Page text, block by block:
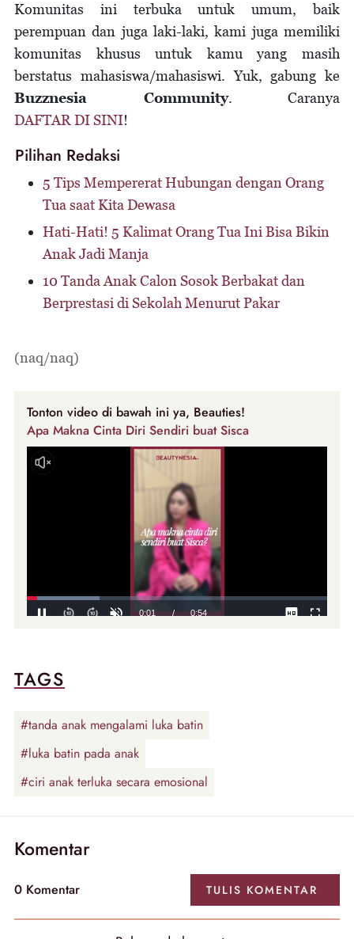
Komunitas ini terbuka untuk umum, baik
perempuan dan juga laki-laki, kami juga memiliki
komunitas khusus untuk kamu yang masih
berstatus mahasiswa/mahasiswi. Yuk, gabung ke
Buzznesia Community. Caranya
DAFTAR DI SINI!
Pilihan Redaksi
5 Tips Mempererat Hubungan dengan Orang
Tua saat Kita Dewasa
Hati-Hati! 5 Kalimat Orang Tua Ini Bisa Bikin
Anak Jadi Manja
10 Tanda Anak Calon Sosok Berbakat dan
Berprestasi di Sekolah Menurut Pakar
(naq/naq)
Tonton video di bawah ini ya, Beauties!
Apa Makna Cinta Diri Sendiri buat Sisca
TAGS
#tanda anak mengalami luka batin
#luka batin pada anak
#ciri anak terluka secara emosional
Komentar
0 Komentar TULIS KOMENTAR